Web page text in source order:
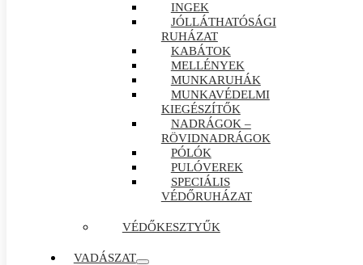
INGEK
JÓLLÁTHATÓSÁGI
RUHÁZAT
KABÁTOK
MELLÉNYEK
MUNKARUHÁK
MUNKAVÉDELMI
KIEGÉSZÍTŐK
NADRÁGOK –
RÖVIDNADRÁGOK
PÓLÓK
PULÓVEREK
SPECIÁLIS
VÉDŐRUHÁZAT
VÉDŐKESZTYŰK
VADÁSZAT